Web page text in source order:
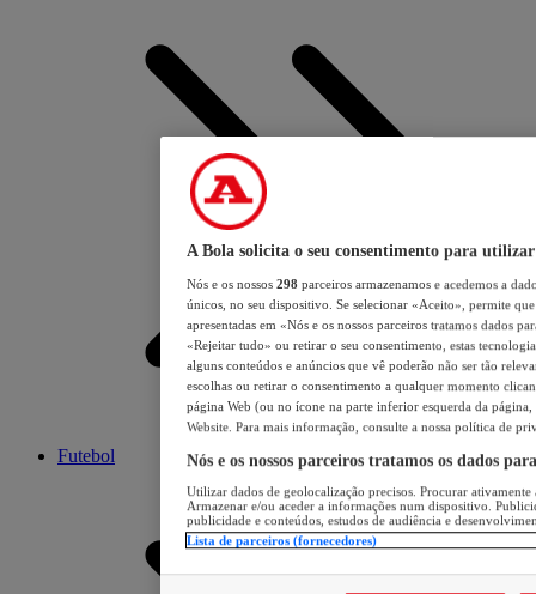
Futebol
A Bola solicita o seu consentimento para utilizar
Nós e os nossos 298 parceiros armazenamos e acedemos a
únicos, no seu dispositivo. Se selecionar «Aceito», permite
apresentadas em «Nós e os nossos parceiros tratamos dados
«Rejeitar tudo» ou retirar o seu consentimento, estas
alguns conteúdos e anúncios que vê poderão não ser tão
escolhas ou retirar o consentimento a qualquer momento
página Web (ou no ícone na parte inferior esquerda da página,
Website. Para mais informação, consulte a nossa política de
Nós e os nossos parceiros tratamos os dados
Utilizar dados de geolocalização precisos. Procurar
Armazenar e/ou aceder a informações num dispositivo.
publicidade e conteúdos, estudos de audiência e
Lista de parceiros (fornecedores)